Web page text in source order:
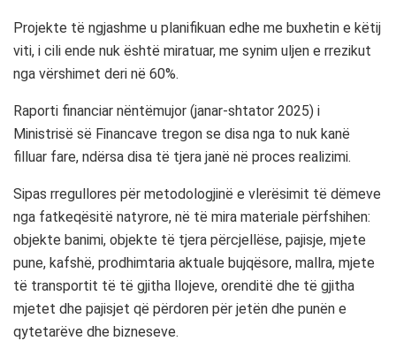
Projekte të ngjashme u planifikuan edhe me buxhetin e këtij
viti, i cili ende nuk është miratuar, me synim uljen e rrezikut
nga vërshimet deri në 60%.
Raporti financiar nëntëmujor (janar-shtator 2025) i
Ministrisë së Financave tregon se disa nga to nuk kanë
filluar fare, ndërsa disa të tjera janë në proces realizimi.
Sipas rregullores për metodologjinë e vlerësimit të dëmeve
nga fatkeqësitë natyrore, në të mira materiale përfshihen:
objekte banimi, objekte të tjera përcjellëse, pajisje, mjete
pune, kafshë, prodhimtaria aktuale bujqësore, mallra, mjete
të transportit të të gjitha llojeve, orenditë dhe të gjitha
mjetet dhe pajisjet që përdoren për jetën dhe punën e
qytetarëve dhe bizneseve.